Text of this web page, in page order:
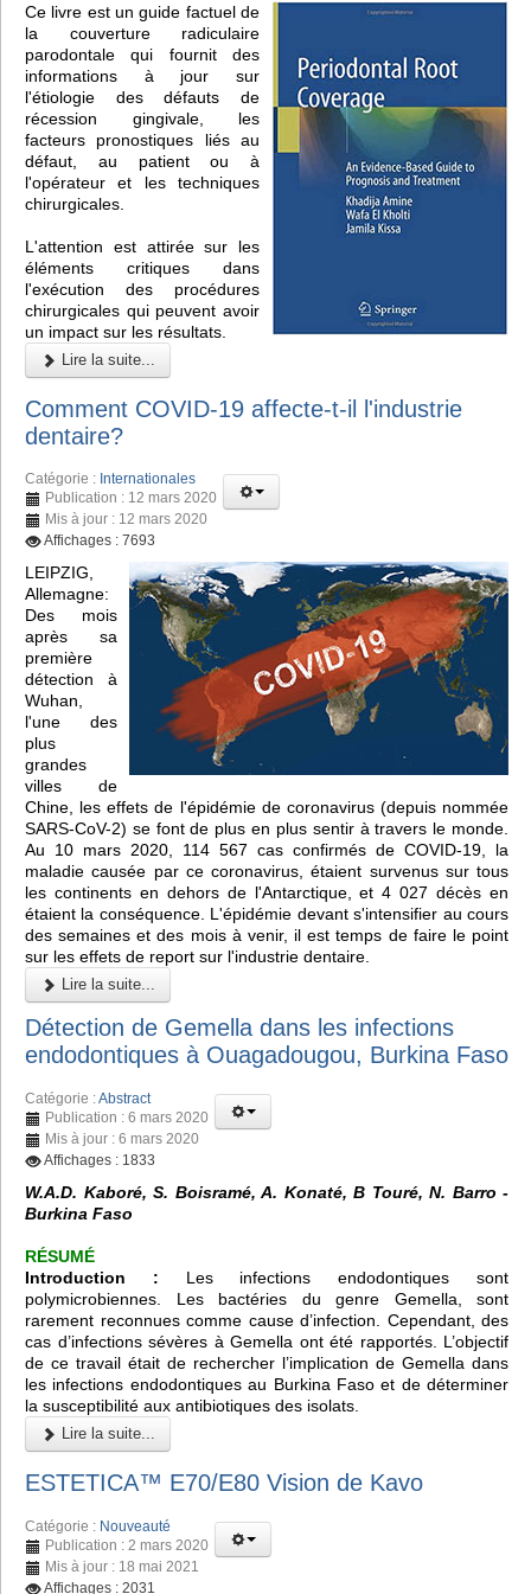
Ce livre est un guide factuel de
la couverture radiculaire
parodontale qui fournit des
informations à jour sur
l'étiologie des défauts de
récession gingivale, les
facteurs pronostiques liés au
défaut, au patient ou à
l'opérateur et les techniques
chirurgicales.
L'attention est attirée sur les
éléments critiques dans
l'exécution des procédures
chirurgicales qui peuvent avoir
un impact sur les résultats.
Lire la suite...
Comment COVID-19 affecte-t-il l'industrie
dentaire?
Catégorie : Internationales
Publication : 12 mars 2020
Mis à jour : 12 mars 2020
Affichages : 7693
LEIPZIG,
Allemagne:
Des mois
après sa
première
détection à
Wuhan,
l'une des
plus
grandes
villes de
Chine, les effets de l'épidémie de coronavirus (depuis nommée
SARS-CoV-2) se font de plus en plus sentir à travers le monde.
Au 10 mars 2020, 114 567 cas confirmés de COVID-19, la
maladie causée par ce coronavirus, étaient survenus sur tous
les continents en dehors de l'Antarctique, et 4 027 décès en
étaient la conséquence. L'épidémie devant s'intensifier au cours
des semaines et des mois à venir, il est temps de faire le point
sur les effets de report sur l'industrie dentaire.
Lire la suite...
Détection de Gemella dans les infections
endodontiques à Ouagadougou, Burkina Faso
Catégorie :Abstract
Publication : 6 mars 2020
Mis à jour : 6 mars 2020
Affichages : 1833
W.A.D. Kaboré, S. Boisramé, A. Konaté, B Touré, N. Barro -
Burkina Faso
RÉSUMÉ
Introduction : Les infections endodontiques sont
polymicrobiennes. Les bactéries du genre Gemella, sont
rarement reconnues comme cause d’infection. Cependant, des
cas d’infections sévères à Gemella ont été rapportés. L’objectif
de ce travail était de rechercher l’implication de Gemella dans
les infections endodontiques au Burkina Faso et de déterminer
la susceptibilité aux antibiotiques des isolats.
Lire la suite...
ESTETICA™️ E70/E80 Vision de Kavo
Catégorie : Nouveauté
Publication : 2 mars 2020
Mis à jour : 18 mai 2021
Affichages : 2031